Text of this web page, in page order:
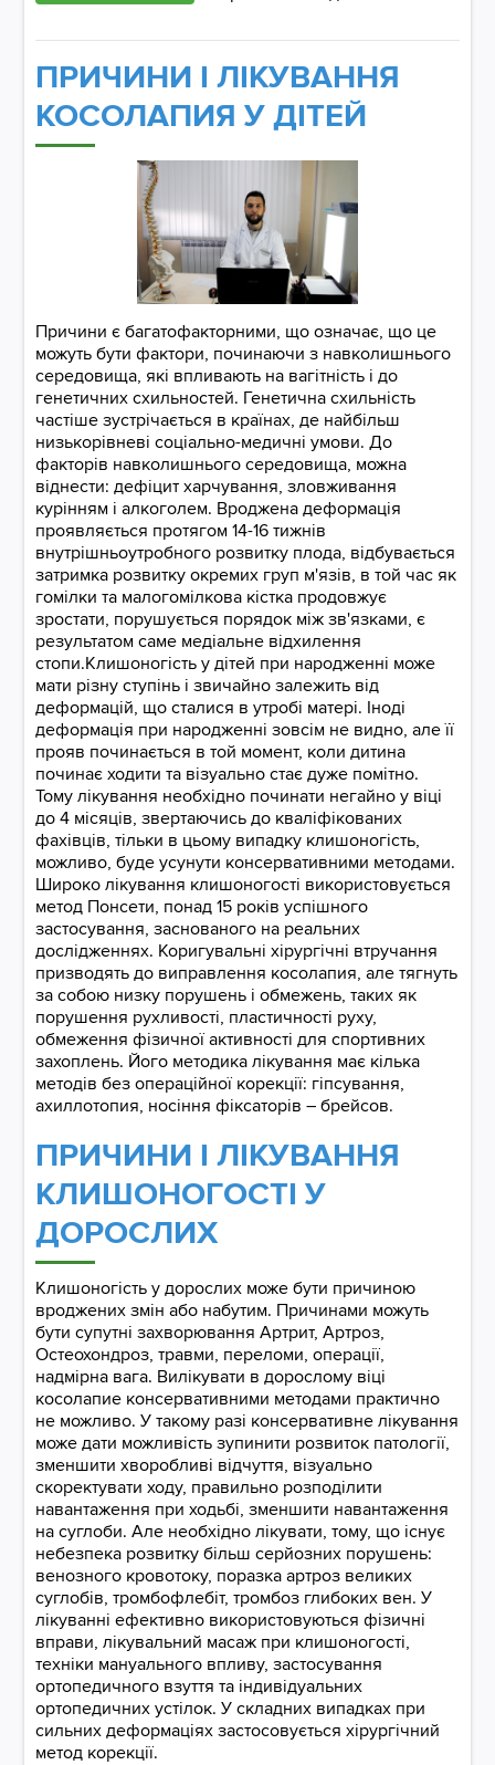
ПРИЧИНИ І ЛІКУВАННЯ
КОСОЛАПИЯ У ДІТЕЙ
Причини є багатофакторними, що означає, що це
можуть бути фактори, починаючи з навколишнього
середовища, які впливають на вагітність і до
генетичних схильностей. Генетична схильність
частіше зустрічається в країнах, де найбільш
низькорівневі соціально-медичні умови. До
факторів навколишнього середовища, можна
віднести: дефіцит харчування, зловживання
курінням і алкоголем. Вроджена деформація
проявляється протягом 14-16 тижнів
внутрішньоутробного розвитку плода, відбувається
затримка розвитку окремих груп м'язів, в той час як
гомілки та малогомілкова кістка продовжує
зростати, порушується порядок між зв'язками, є
результатом саме медіальне відхилення
стопи.Клишоногість у дітей при народженні може
мати різну ступінь і звичайно залежить від
деформацій, що сталися в утробі матері. Іноді
деформація при народженні зовсім не видно, але її
прояв починається в той момент, коли дитина
починає ходити та візуально стає дуже помітно.
Тому лікування необхідно починати негайно у віці
до 4 місяців, звертаючись до кваліфікованих
фахівців, тільки в цьому випадку клишоногість,
можливо, буде усунути консервативними методами.
Широко лікування клишоногості використовується
метод Понсети, понад 15 років успішного
застосування, заснованого на реальних
дослідженнях. Коригувальні хірургічні втручання
призводять до виправлення косолапия, але тягнуть
за собою низку порушень і обмежень, таких як
порушення рухливості, пластичності руху,
обмеження фізичної активності для спортивних
захоплень. Його методика лікування має кілька
методів без операційної корекції: гіпсування,
ахиллотопия, носіння фіксаторів – брейсов.
ПРИЧИНИ І ЛІКУВАННЯ
КЛИШОНОГОСТІ У
ДОРОСЛИХ
Клишоногість у дорослих може бути причиною
вроджених змін або набутим. Причинами можуть
бути супутні захворювання Артрит, Артроз,
Остеохондроз, травми, переломи, операції,
надмірна вага. Вилікувати в дорослому віці
косолапие консервативними методами практично
не можливо. У такому разі консервативне лікування
може дати можливість зупинити розвиток патології,
зменшити хворобливі відчуття, візуально
скоректувати ходу, правильно розподілити
навантаження при ходьбі, зменшити навантаження
на суглоби. Але необхідно лікувати, тому, що існує
небезпека розвитку більш серйозних порушень:
венозного кровотоку, поразка артроз великих
суглобів, тромбофлебіт, тромбоз глибоких вен. У
лікуванні ефективно використовуються фізичні
вправи, лікувальний масаж при клишоногості,
техніки мануального впливу, застосування
ортопедичного взуття та індивідуальних
ортопедичних устілок. У складних випадках при
сильних деформаціях застосовується хірургічний
метод корекції.